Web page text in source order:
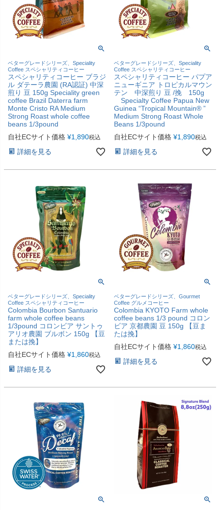
ベターグレードシリーズ、Speciality
Coffee スペシャリティコーヒー
スペシャリティコーヒー ブラジ
ル ダテーラ農園 (RA認証) 中深
煎り 豆 150g Speciality green
coffee Brazil Daterra farm
Monte Cristo RA Medium
Strong Roast whole coffee
beans 1/3pound
自社ECサイト価格 ¥1,890税込
詳細を見る
ベターグレードシリーズ、Speciality
Coffee スペシャリティコーヒー
スペシャリティコーヒー パプア
ニューギニア トロピカルマウン
テン 中深煎り 豆 /挽 150g
Specialty Coffee Papua New
Guinea “Tropical Mountain® ”
Medium Strong Roast Whole
Beans 1/3pound
自社ECサイト価格 ¥1,890税込
詳細を見る
ベターグレードシリーズ、Speciality
Coffee スペシャリティコーヒー
Colombia Bourbon Santuario
farm whole coffee beans
1/3pound コロンビア サントゥ
アリオ農園 ブルボン 150g 【豆
または挽】
自社ECサイト価格 ¥1,860税込
詳細を見る
ベターグレードシリーズ、Gourmet
Coffee グルメコーヒー
Colombia KYOTO Farm whole
coffee beans 1/3 pound コロン
ビア 京都農園 豆 150g 【豆ま
たは挽】
自社ECサイト価格 ¥1,860税込
詳細を見る